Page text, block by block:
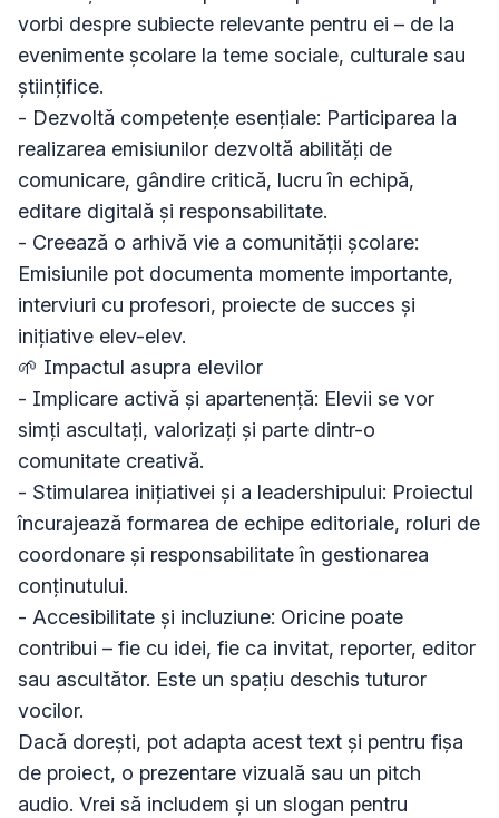
vorbi despre subiecte relevante pentru ei – de la
evenimente școlare la teme sociale, culturale sau
științifice.
- Dezvoltă competențe esențiale: Participarea la
realizarea emisiunilor dezvoltă abilități de
comunicare, gândire critică, lucru în echipă,
editare digitală și responsabilitate.
- Creează o arhivă vie a comunității școlare:
Emisiunile pot documenta momente importante,
interviuri cu profesori, proiecte de succes și
inițiative elev-elev.
🌱 Impactul asupra elevilor
- Implicare activă și apartenență: Elevii se vor
simți ascultați, valorizați și parte dintr-o
comunitate creativă.
- Stimularea inițiativei și a leadershipului: Proiectul
încurajează formarea de echipe editoriale, roluri de
coordonare și responsabilitate în gestionarea
conținutului.
- Accesibilitate și incluziune: Oricine poate
contribui – fie cu idei, fie ca invitat, reporter, editor
sau ascultător. Este un spațiu deschis tuturor
vocilor.
Dacă dorești, pot adapta acest text și pentru fișa
de proiect, o prezentare vizuală sau un pitch
audio. Vrei să includem și un slogan pentru